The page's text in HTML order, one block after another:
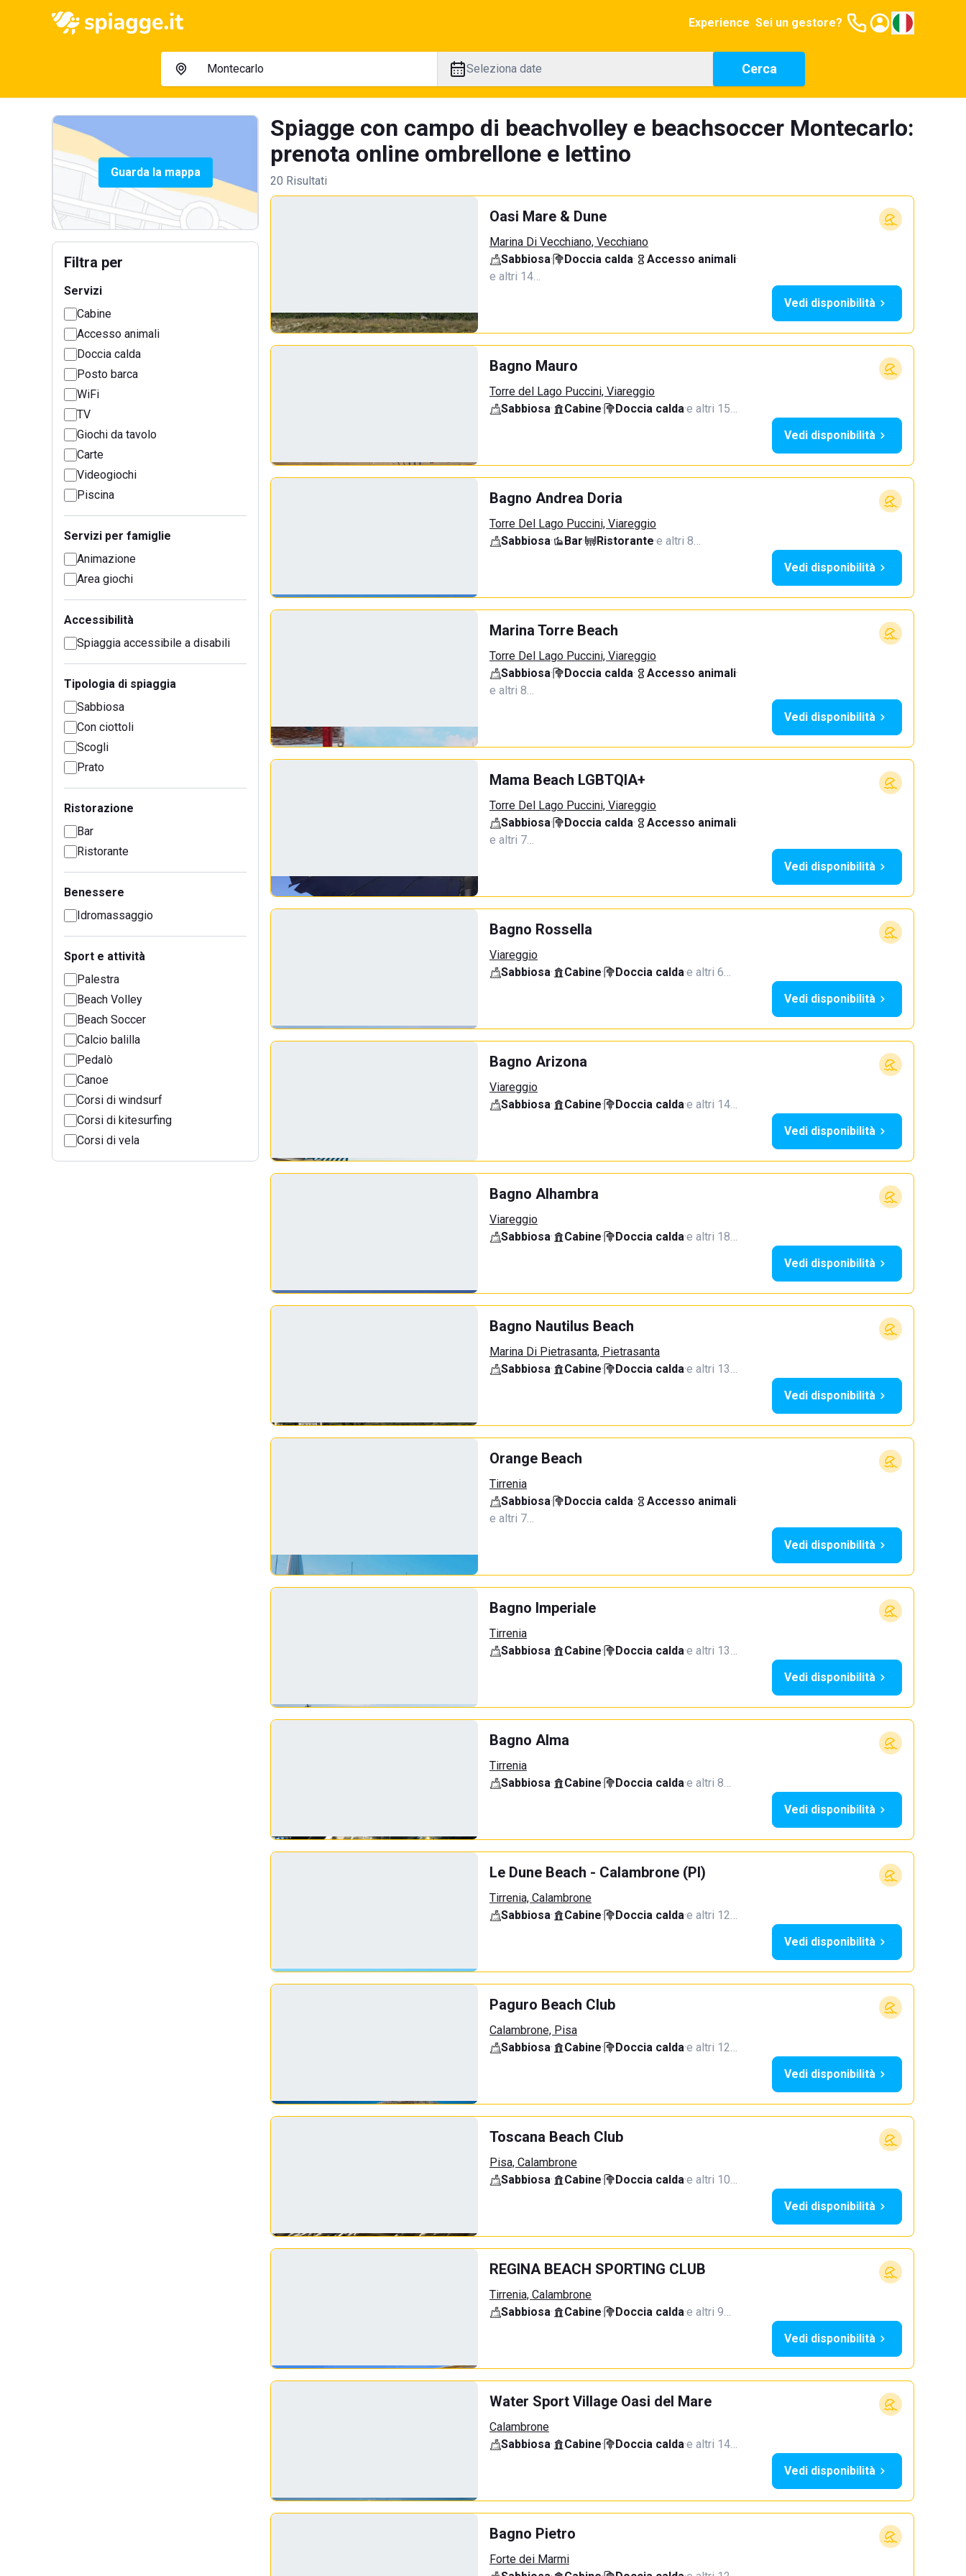
Experience Sei un gestore?
Seleziona date Cerca
Guarda la mappa
Filtra per
Servizi
Cabine
Accesso animali
Doccia calda
Posto barca
WiFi
TV
Giochi da tavolo
Carte
Videogiochi
Piscina
Servizi per famiglie
Animazione
Area giochi
Accessibilità
Spiaggia accessibile a disabili
Tipologia di spiaggia
Sabbiosa
Con ciottoli
Scogli
Prato
Ristorazione
Bar
Ristorante
Benessere
Idromassaggio
Sport e attività
Palestra
Beach Volley
Beach Soccer
Calcio balilla
Pedalò
Canoe
Corsi di windsurf
Corsi di kitesurfing
Corsi di vela
Spiagge con campo di beachvolley e beachsoccer Montecarlo:
prenota online ombrellone e lettino
20 Risultati
Oasi Mare & Dune
Marina Di Vecchiano, Vecchiano
Sabbiosa· Doccia calda· Accesso animali·
e altri 14…
Vedi disponibilità
Bagno Mauro
Torre del Lago Puccini, Viareggio
Sabbiosa· Cabine· Doccia calda·e altri 15…
Vedi disponibilità
Bagno Andrea Doria
Torre Del Lago Puccini, Viareggio
Sabbiosa· Bar· Ristorante·e altri 8…
Vedi disponibilità
Marina Torre Beach
Torre Del Lago Puccini, Viareggio
Sabbiosa· Doccia calda· Accesso animali·
e altri 8…
Vedi disponibilità
Mama Beach LGBTQIA+
Torre Del Lago Puccini, Viareggio
Sabbiosa· Doccia calda· Accesso animali·
e altri 7…
Vedi disponibilità
Bagno Rossella
Viareggio
Sabbiosa· Cabine· Doccia calda·e altri 6…
Vedi disponibilità
Bagno Arizona
Viareggio
Sabbiosa· Cabine· Doccia calda·e altri 14…
Vedi disponibilità
Bagno Alhambra
Viareggio
Sabbiosa· Cabine· Doccia calda·e altri 18…
Vedi disponibilità
Bagno Nautilus Beach
Marina Di Pietrasanta, Pietrasanta
Sabbiosa· Cabine· Doccia calda·e altri 13…
Vedi disponibilità
Orange Beach
Tirrenia
Sabbiosa· Doccia calda· Accesso animali·
e altri 7…
Vedi disponibilità
Bagno Imperiale
Tirrenia
Sabbiosa· Cabine· Doccia calda·e altri 13…
Vedi disponibilità
Bagno Alma
Tirrenia
Sabbiosa· Cabine· Doccia calda·e altri 8…
Vedi disponibilità
Le Dune Beach - Calambrone (PI)
Tirrenia, Calambrone
Sabbiosa· Cabine· Doccia calda·e altri 12…
Vedi disponibilità
Paguro Beach Club
Calambrone, Pisa
Sabbiosa· Cabine· Doccia calda·e altri 12…
Vedi disponibilità
Toscana Beach Club
Pisa, Calambrone
Sabbiosa· Cabine· Doccia calda·e altri 10…
Vedi disponibilità
REGINA BEACH SPORTING CLUB
Tirrenia, Calambrone
Sabbiosa· Cabine· Doccia calda·e altri 9…
Vedi disponibilità
Water Sport Village Oasi del Mare
Calambrone
Sabbiosa· Cabine· Doccia calda·e altri 14…
Vedi disponibilità
Bagno Pietro
Forte dei Marmi